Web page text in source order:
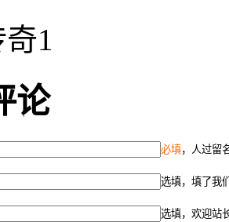
1
论
必填，人过留
选填，填了我
选填，欢迎站